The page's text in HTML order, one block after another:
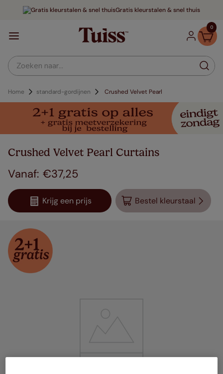
Gratis kleurstalen & snel thuis
0
Zoeken naar...
Home standard-gordijnen Crushed Velvet Pearl
Crushed Velvet Pearl Curtains
€37,25
Krijg een prijs Bestel kleurstaal